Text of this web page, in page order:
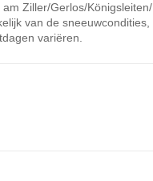
Ziller/​Gerlos/​Königsleiten/​
van de sneeuwcondities,
variëren.